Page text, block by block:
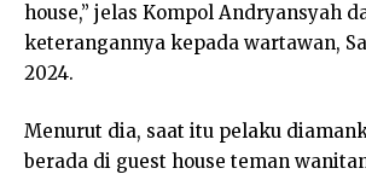
house,” jelas Kompol Andryansyah
keterangannya kepada wartawan,
2024.
Menurut dia, saat itu pelaku
berada di guest house teman